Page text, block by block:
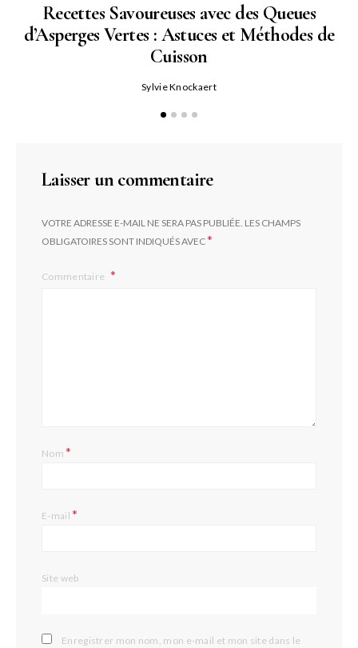
Recettes Savoureuses avec des Queues
d’Asperges Vertes : Astuces et Méthodes de
Cuisson
Sylvie Knockaert
Laisser un commentaire
VOTRE ADRESSE E-MAIL NE SERA PAS PUBLIÉE. LES CHAMPS
OBLIGATOIRES SONT INDIQUÉS AVEC*
Commentaire
Nom*
E-mail*
Site web
Enregistrer mon nom, mon e-mail et mon site dans le